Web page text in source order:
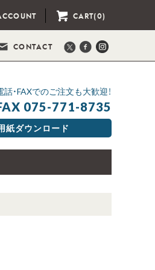
CART(0)
CONTACT
話・FAXでのご注文も大歓迎！
075-771-8735
紙ダウンロード